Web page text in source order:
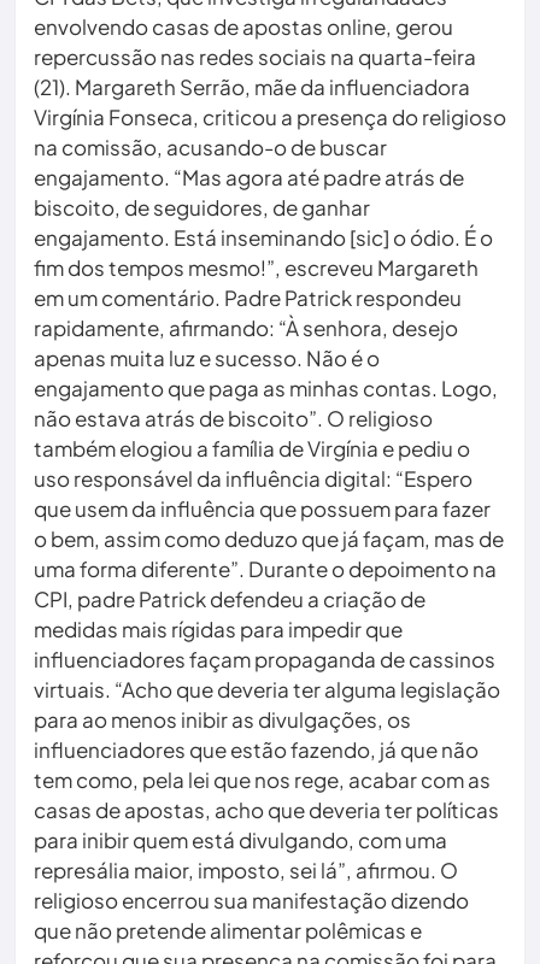
envolvendo casas de apostas online, gerou
repercussão nas redes sociais na quarta-feira
(21). Margareth Serrão, mãe da influenciadora
Virgínia Fonseca, criticou a presença do religioso
na comissão, acusando-o de buscar
engajamento. “Mas agora até padre atrás de
biscoito, de seguidores, de ganhar
engajamento. Está inseminando [sic] o ódio. É o
fim dos tempos mesmo!”, escreveu Margareth
em um comentário. Padre Patrick respondeu
rapidamente, afirmando: “À senhora, desejo
apenas muita luz e sucesso. Não é o
engajamento que paga as minhas contas. Logo,
não estava atrás de biscoito”. O religioso
também elogiou a família de Virgínia e pediu o
uso responsável da influência digital: “Espero
que usem da influência que possuem para fazer
o bem, assim como deduzo que já façam, mas de
uma forma diferente”. Durante o depoimento na
CPI, padre Patrick defendeu a criação de
medidas mais rígidas para impedir que
influenciadores façam propaganda de cassinos
virtuais. “Acho que deveria ter alguma legislação
para ao menos inibir as divulgações, os
influenciadores que estão fazendo, já que não
tem como, pela lei que nos rege, acabar com as
casas de apostas, acho que deveria ter políticas
para inibir quem está divulgando, com uma
represália maior, imposto, sei lá”, afirmou. O
religioso encerrou sua manifestação dizendo
que não pretende alimentar polêmicas e